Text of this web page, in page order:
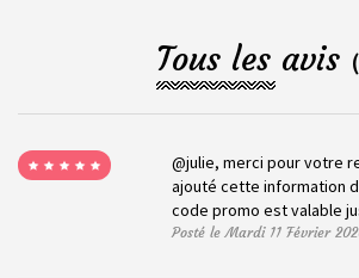
Tous les avis
@julie, merci pour votre
ajouté cette information
code promo est valable
Posté le Mardi 11 Février